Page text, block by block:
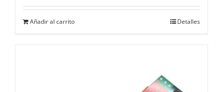
Añadir al carrito Detalles